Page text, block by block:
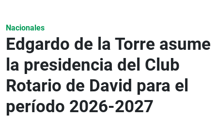
Nacionales
Edgardo de la Torre asume
la presidencia del Club
Rotario de David para el
período 2026-2027